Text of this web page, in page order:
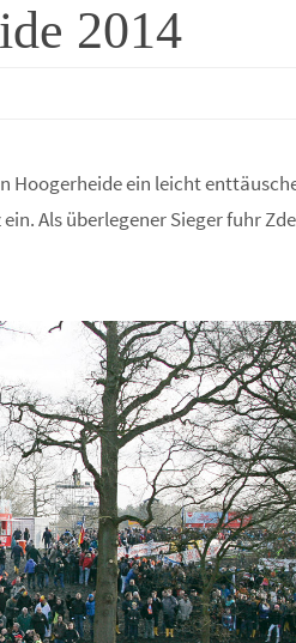
2014
Hoogerheide ein leicht
Als überlegener Sieger fuhr